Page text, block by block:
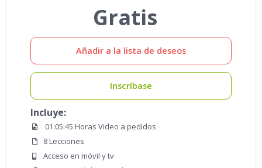
Gratis
Añadir a la lista de deseos
Inscríbase
Incluye:
01:05:45 Horas Video a pedidos
8 Lecciones
Acceso en móvil y tv